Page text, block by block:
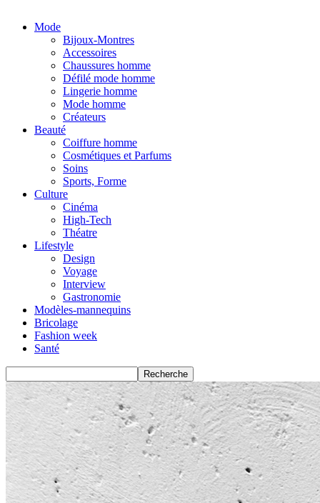
Mode
Bijoux-Montres
Accessoires
Chaussures homme
Défilé mode homme
Lingerie homme
Mode homme
Créateurs
Beauté
Coiffure homme
Cosmétiques et Parfums
Soins
Sports, Forme
Culture
Cinéma
High-Tech
Théatre
Lifestyle
Design
Voyage
Interview
Gastronomie
Modèles-mannequins
Bricolage
Fashion week
Santé